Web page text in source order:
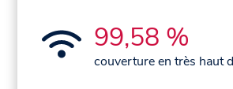
99,58 %
couverture en très haut